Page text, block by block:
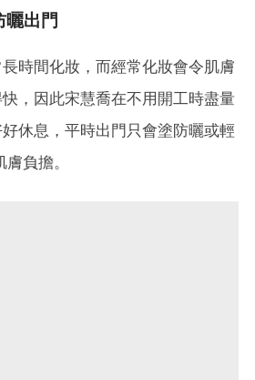
出門
時間化妝，而經常化妝會令肌膚
，因此宋慧喬在不用開工時盡量
休息，平時出門只會塗防曬或輕
負擔。